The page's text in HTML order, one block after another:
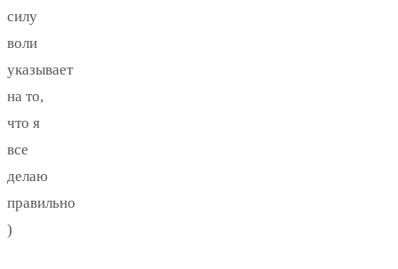
силу
воли
указывает
на то,
что я
все
делаю
правильно
)